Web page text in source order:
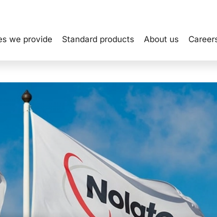
we provide Standard products About us